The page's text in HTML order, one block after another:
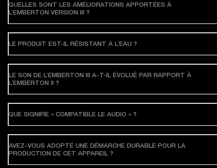
QUELLES SONT LES AMÉLIORATIONS APPORTÉES À
L’EMBERTON VERSION III ?
LE PRODUIT EST-IL RÉSISTANT À L’EAU ?
LE SON DE L’EMBERTON III A-T-IL ÉVOLUÉ PAR RAPPORT À
L’EMBERTON II ?
QUE SIGNIFIE « COMPATIBLE LE AUDIO » ?
AVEZ-VOUS ADOPTÉ UNE DÉMARCHE DURABLE POUR LA
PRODUCTION DE CET APPAREIL ?